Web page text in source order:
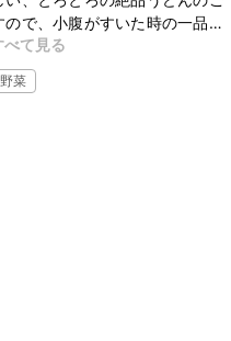
で、小腹がすいた時の一品に
いただけますので、この機会
て見る
野菜